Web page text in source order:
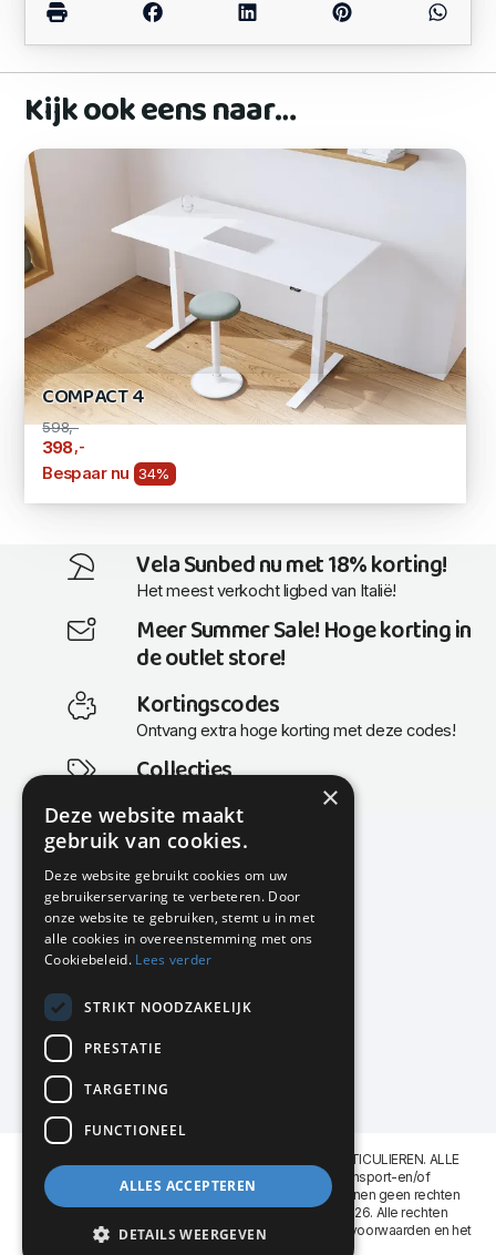
Kijk ook eens naar…
COMPACT 4
598,-
398 ,-
Bespaar nu 34%
Vela Sunbed nu met 18% korting!
Het meest verkocht ligbed van Italië!
Meer Summer Sale! Hoge korting in
de outlet store!
Kortingscodes
Ontvang extra hoge korting met deze codes!
Collecties
Actuele en populaire collecties
KMP Kantoormeubilair
Airport Business Park
Frankfurtstraat 29-31
1175 RH Lijnden
020-617 01 26
info@kmpkantoormeubilair.nl
Facebook
Instagram
KMP Kantoormeubilair levert aan BEDRIJVEN en PARTICULIEREN. ALLE
GENOEMDE PRIJZEN ZIJN EXCL. 21% B.T.W. Transport-en/of
Montagekosten op aanvraag. Aan deze website kunnen geen rechten
worden ontleend. KMP Kantoormeubilair VOF © 2026. Alle rechten
voorbehouden. Lees voor gebruik graag de
leveringsvoorwaarden en het
×
Deze website maakt
gebruik van cookies.
Deze website gebruikt cookies om uw
gebruikerservaring te verbeteren. Door
onze website te gebruiken, stemt u in met
alle cookies in overeenstemming met ons
Cookiebeleid. Lees verder
STRIKT NOODZAKELIJK
PRESTATIE
TARGETING
FUNCTIONEEL
ALLES ACCEPTEREN
DETAILS WEERGEVEN